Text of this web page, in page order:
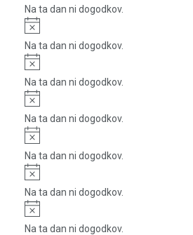
Na ta dan ni dogodkov.
Notice
Na ta dan ni dogodkov.
Notice
Na ta dan ni dogodkov.
Notice
Na ta dan ni dogodkov.
Notice
Na ta dan ni dogodkov.
Notice
Na ta dan ni dogodkov.
Notice
Na ta dan ni dogodkov.